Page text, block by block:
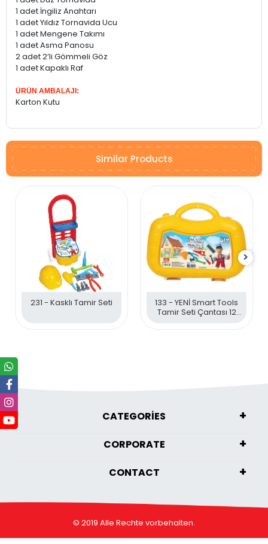
1 adet İngiliz Anahtarı
1 adet Yıldız Tornavida Ucu
1 adet Mengene Takımı
1 adet Asma Panosu
2 adet 2’li Gömmeli Göz
1 adet Kapaklı Raf
ÜRÜN AMBALAJI:
Karton Kutu
Similar Products
231 - Kasklı Tamir Seti
133 - YENİ Smart Tools
Tamir Seti Çantası 12
CATEGORİES
CORPORATE
CONTACT
© 2019 Alle Rechte vorbehalten.